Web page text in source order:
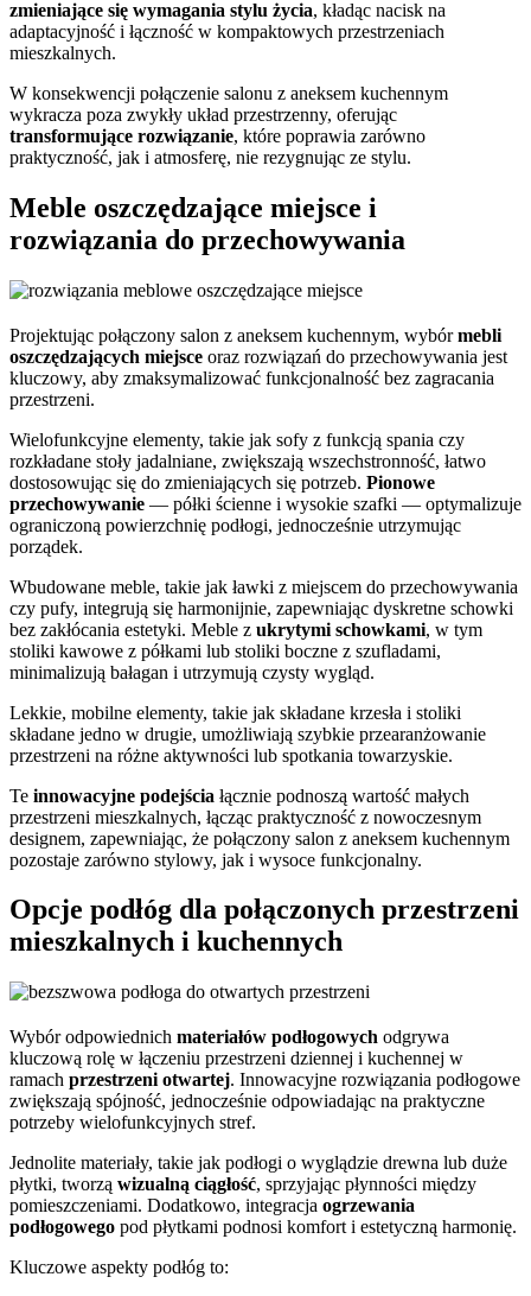
zmieniające się wymagania stylu życia, kładąc nacisk na
adaptacyjność i łączność w kompaktowych przestrzeniach
mieszkalnych.
W konsekwencji połączenie salonu z aneksem kuchennym
wykracza poza zwykły układ przestrzenny, oferując
transformujące rozwiązanie, które poprawia zarówno
praktyczność, jak i atmosferę, nie rezygnując ze stylu.
Meble oszczędzające miejsce i
rozwiązania do przechowywania
Projektując połączony salon z aneksem kuchennym, wybórmebli
oszczędzających miejsce oraz rozwiązań do przechowywania jest
kluczowy, aby zmaksymalizować funkcjonalność bez zagracania
przestrzeni.
Wielofunkcyjne elementy, takie jak sofy z funkcją spania czy
rozkładane stoły jadalniane, zwiększają wszechstronność, łatwo
dostosowując się do zmieniających się potrzeb. Pionowe
przechowywanie — półki ścienne i wysokie szafki — optymalizuje
ograniczoną powierzchnię podłogi, jednocześnie utrzymując
porządek.
Wbudowane meble, takie jak ławki z miejscem do przechowywania
czy pufy, integrują się harmonijnie, zapewniając dyskretne schowki
bez zakłócania estetyki. Meble z ukrytymi schowkami, w tym
stoliki kawowe z półkami lub stoliki boczne z szufladami,
minimalizują bałagan i utrzymują czysty wygląd.
Lekkie, mobilne elementy, takie jak składane krzesła i stoliki
składane jedno w drugie, umożliwiają szybkie przearanżowanie
przestrzeni na różne aktywności lub spotkania towarzyskie.
Te innowacyjne podejścia łącznie podnoszą wartość małych
przestrzeni mieszkalnych, łącząc praktyczność z nowoczesnym
designem, zapewniając, że połączony salon z aneksem kuchennym
pozostaje zarówno stylowy, jak i wysoce funkcjonalny.
Opcje podłóg dla połączonych przestrzeni
mieszkalnych i kuchennych
Wybór odpowiednich materiałów podłogowych odgrywa
kluczową rolę w łączeniu przestrzeni dziennej i kuchennej w
ramach przestrzeni otwartej. Innowacyjne rozwiązania podłogowe
zwiększają spójność, jednocześnie odpowiadając na praktyczne
potrzeby wielofunkcyjnych stref.
Jednolite materiały, takie jak podłogi o wyglądzie drewna lub duże
płytki, tworzą wizualną ciągłość, sprzyjając płynności między
pomieszczeniami. Dodatkowo, integracja ogrzewania
podłogowego pod płytkami podnosi komfort i estetyczną harmonię.
Kluczowe aspekty podłóg to: